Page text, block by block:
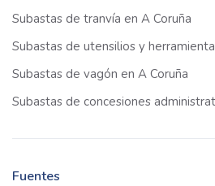
Subastas de tranvía en A Coruña
Subastas de utensilios y
Subastas de vagón en A Coruña
Subastas de concesiones
Fuentes